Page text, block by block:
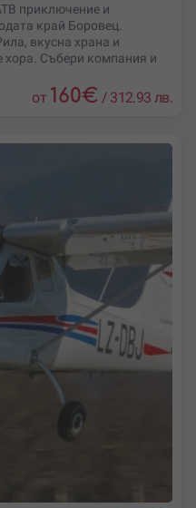
приключение и
край Боровец.
вкусна храна и
хора. Събери компания и
от 160€ / 312.93 лв.